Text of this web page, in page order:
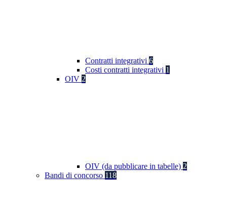
Contratti integrativi 6
Costi contratti integrativi 1
OIV 2
OIV (da pubblicare in tabelle) 2
Bandi di concorso 118